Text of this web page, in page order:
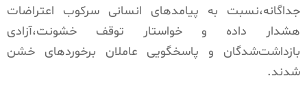
جداگانه،نسبت به پیامدهای انسانی سرکوب اعتراضات
هشدار داده و خواستار توقف خشونت،آزادی
بازداشت‌شدگان و پاسخگویی عاملان برخوردهای خشن
شدند.